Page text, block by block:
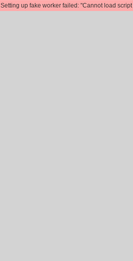
Setting up fake worker failed: "Cannot load